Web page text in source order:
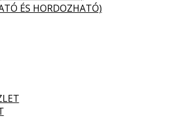
ÉS HORDOZHATÓ)